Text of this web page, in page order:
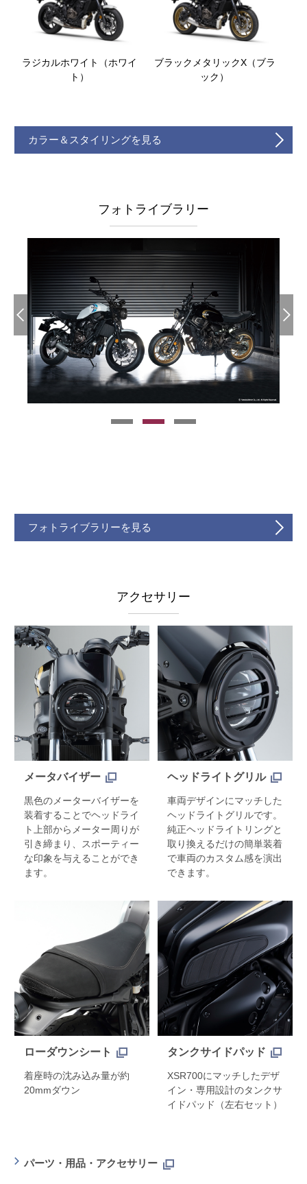
ラジカルホワイト（ホワイ
ト）
ブラックメタリックX（ブラ
ック）
カラー＆スタイリングを見る
フォトライブラリー
フォトライブラリーを見る
アクセサリー
メータバイザー
黒色のメーターバイザーを
装着することでヘッドライ
ト上部からメーター周りが
引き締まり、スポーティー
な印象を与えることができ
ます。
ヘッドライトグリル
車両デザインにマッチした
ヘッドライトグリルです。
純正ヘッドライトリングと
取り換えるだけの簡単装着
で車両のカスタム感を演出
できます。
ローダウンシート
着座時の沈み込み量が約
20mmダウン
タンクサイドパッド
XSR700にマッチしたデザ
イン・専用設計のタンクサ
イドパッド（左右セット）
パーツ・用品・アクセサリー